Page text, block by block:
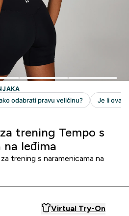
trening Tempo s
na leđima
trening s naramenicama na
Virtual Try-On